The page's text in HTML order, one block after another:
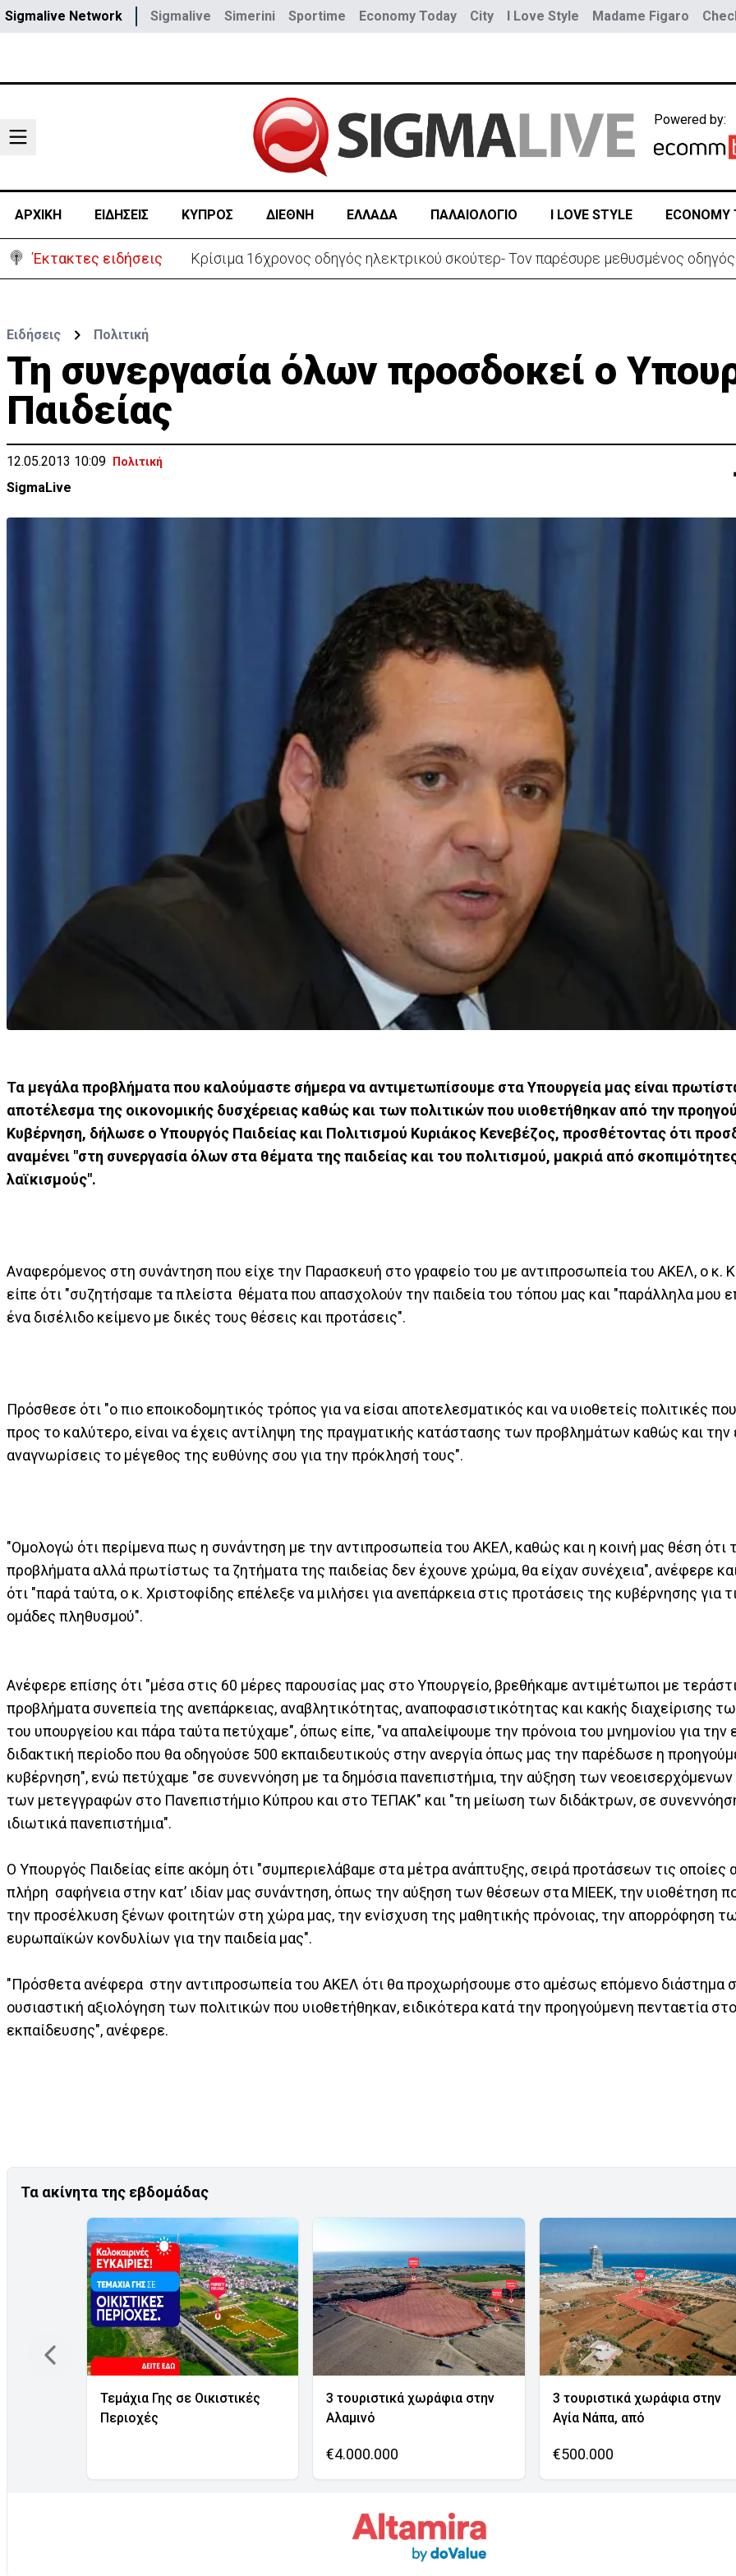
Sigmalive Network Sigmalive Simerini Sportime Economy Today City I Love Style Madame Figaro
Powered by:
ΑΡΧΙΚΗ ΕΙΔΗΣΕΙΣ ΚΥΠΡΟΣ ΔΙΕΘΝΗ ΕΛΛΑΔΑ ΠΑΛΑΙΟΛΟΓΙΟ I LOVE STYLE ECONOMY
Έκτακτες ειδήσεις Αίγυπτος και ExxonMobil ενεργοποιούν το σχέδιο αξιοποίησης Φ.Α από ΑΟΖ Κύπρου
Ειδήσεις Πολιτική
Τη συνεργασία όλων προσδοκεί ο
Παιδείας
12.05.2013 10:09 Πολιτική
SigmaLive
Τα μεγάλα προβλήματα που καλούμαστε σήμερα να αντιμετωπίσουμε στα Υπουργεία μας είναι
αποτέλεσμα της οικονομικής δυσχέρειας καθώς και των πολιτικών που υιοθετήθηκαν από την
Κυβέρνηση, δήλωσε ο Υπουργός Παιδείας και Πολιτισμού Κυριάκος Κενεβέζος, προσθέτοντας ότι
αναμένει "στη συνεργασία όλων στα θέματα της παιδείας και του πολιτισμού, μακριά από
λαϊκισμούς".
Αναφερόμενος στη συνάντηση που είχε την Παρασκευή στο γραφείο του με αντιπροσωπεία του ΑΚΕΛ, ο κ.
είπε ότι "συζητήσαμε τα πλείστα θέματα που απασχολούν την παιδεία του τόπου μας και "παράλληλα μου
ένα δισέλιδο κείμενο με δικές τους θέσεις και προτάσεις".
Πρόσθεσε ότι "ο πιο εποικοδομητικός τρόπος για να είσαι αποτελεσματικός και να υιοθετείς πολιτικές
προς το καλύτερο, είναι να έχεις αντίληψη της πραγματικής κατάστασης των προβλημάτων καθώς και την
αναγνωρίσεις το μέγεθος της ευθύνης σου για την πρόκλησή τους".
"Ομολογώ ότι περίμενα πως η συνάντηση με την αντιπροσωπεία του ΑΚΕΛ, καθώς και η κοινή μας θέση ότι
προβλήματα αλλά πρωτίστως τα ζητήματα της παιδείας δεν έχουνε χρώμα, θα είχαν συνέχεια", ανέφερε
ότι "παρά ταύτα, ο κ. Χριστοφίδης επέλεξε να μιλήσει για ανεπάρκεια στις προτάσεις της κυβέρνησης για
ομάδες πληθυσμού".
Ανέφερε επίσης ότι "μέσα στις 60 μέρες παρουσίας μας στο Υπουργείο, βρεθήκαμε αντιμέτωποι με
προβλήματα συνεπεία της ανεπάρκειας, αναβλητικότητας, αναποφασιστικότητας και κακής διαχείρισης
του υπουργείου και πάρα ταύτα πετύχαμε", όπως είπε, "να απαλείψουμε την πρόνοια του μνημονίου για την
διδακτική περίοδο που θα οδηγούσε 500 εκπαιδευτικούς στην ανεργία όπως μας την παρέδωσε η
κυβέρνηση", ενώ πετύχαμε "σε συνεννόηση με τα δημόσια πανεπιστήμια, την αύξηση των
των μετεγγραφών στο Πανεπιστήμιο Κύπρου και στο ΤΕΠΑΚ" και "τη μείωση των διδάκτρων, σε
ιδιωτικά πανεπιστήμια".
Ο Υπουργός Παιδείας είπε ακόμη ότι "συμπεριελάβαμε στα μέτρα ανάπτυξης, σειρά προτάσεων τις οποίες
πλήρη σαφήνεια στην κατ’ ιδίαν μας συνάντηση, όπως την αύξηση των θέσεων στα ΜΙΕΕΚ, την υιοθέτηση
την προσέλκυση ξένων φοιτητών στη χώρα μας, την ενίσχυση της μαθητικής πρόνοιας, την απορρόφηση
ευρωπαϊκών κονδυλίων για την παιδεία μας".
"Πρόσθετα ανέφερα στην αντιπροσωπεία του ΑΚΕΛ ότι θα προχωρήσουμε στο αμέσως επόμενο διάστημα
ουσιαστική αξιολόγηση των πολιτικών που υιοθετήθηκαν, ειδικότερα κατά την προηγούμενη πενταετία
εκπαίδευσης", ανέφερε.
Τα ακίνητα της εβδομάδας
Τεμάχια Γης σε Οικιστικές
Περιοχές
3 τουριστικά χωράφια στην
Αλαμινό
€4.000.000
3 τουριστικά χωράφια στην
Αγία Νάπα, από
€500.000